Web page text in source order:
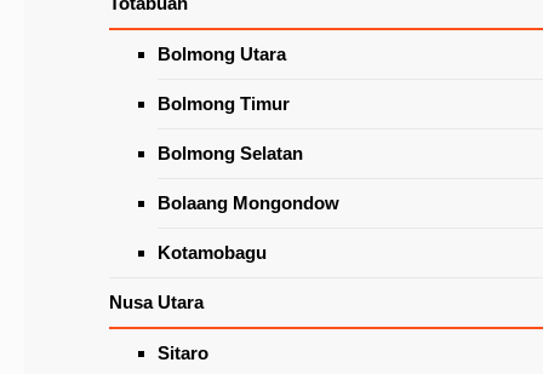
Bolmong Utara
Bolmong Timur
Bolmong Selatan
Bolaang Mongondow
Kotamobagu
Nusa Utara
Sitaro
di Pasar Beriman Tomohon
Latest News
Seluruh Fraksi di DPRD Tomohon Terima